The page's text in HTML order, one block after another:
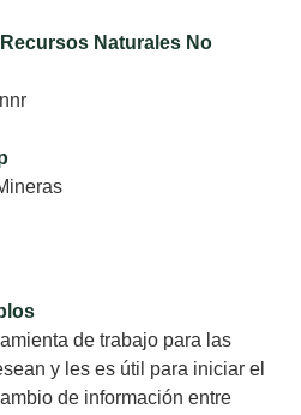
Naturales No
de trabajo para las
y les es útil para iniciar el
de información entre